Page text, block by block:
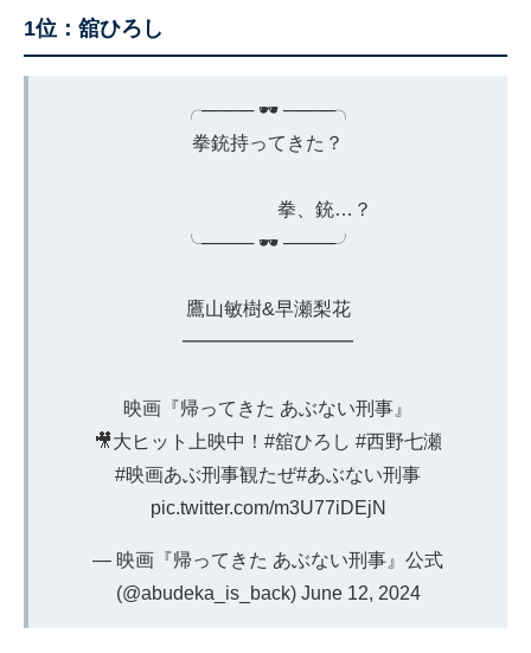
1位：舘ひろし
╭──── 🕶️ ────╮
拳銃持ってきた？
拳、銃…？
╰──── 🕶️ ────╯
鷹山敏樹&早瀬梨花
━━━━━━━━━
映画『帰ってきた あぶない刑事』
🎥大ヒット上映中！ #舘ひろし #西野七瀬
#映画あぶ刑事観たぜ#あぶない刑事
pic.twitter.com/m3U77iDEjN
— 映画『帰ってきた あぶない刑事』公式
(@abudeka_is_back) June 12, 2024